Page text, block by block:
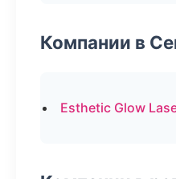
Компании в
Esthetic Glow